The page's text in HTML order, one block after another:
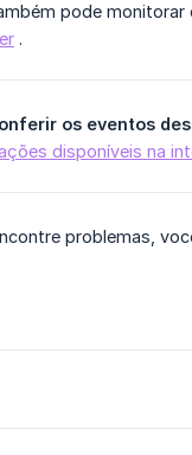
pode monitorar
.
os eventos
disponíveis na
problemas,